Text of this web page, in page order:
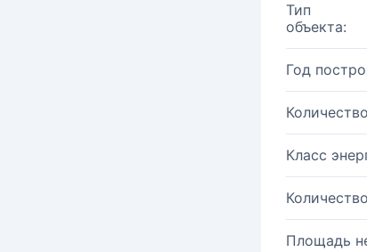
Тип
объекта:
Год
Класс
Площадь